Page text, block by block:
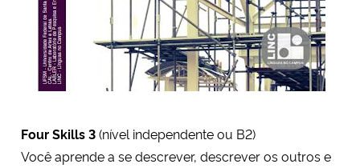
Four Skills3(nível independente ou B2)
Você aprende a se descrever, descrever os outros e